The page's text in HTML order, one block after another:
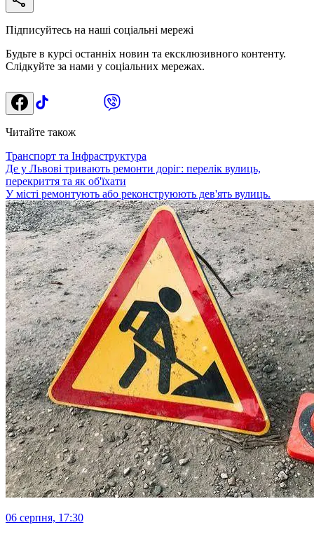
Підписуйтесь на наші соціальні мережі
Будьте в курсі останніх новин та ексклюзивного контенту.
Слідкуйте за нами у соціальних мережах.
Читайте також
Транспорт та Інфраструктура
Де у Львові тривають ремонти доріг: перелік вулиць,
перекриття та як об'їхати
У місті ремонтують або реконструюють дев'ять вулиць.
06 серпня, 17:30